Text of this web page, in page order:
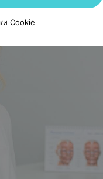
Cookie